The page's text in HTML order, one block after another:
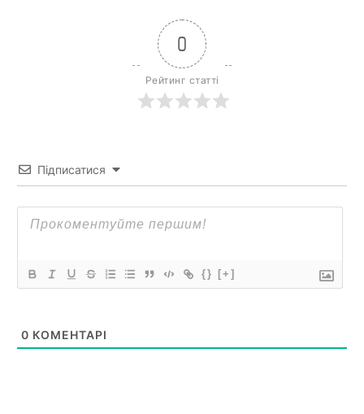
0
Рейтинг статті
Підписатися
{} [+]
0 КОМЕНТАРІ